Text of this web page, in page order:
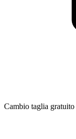
Cambio taglia gratuito